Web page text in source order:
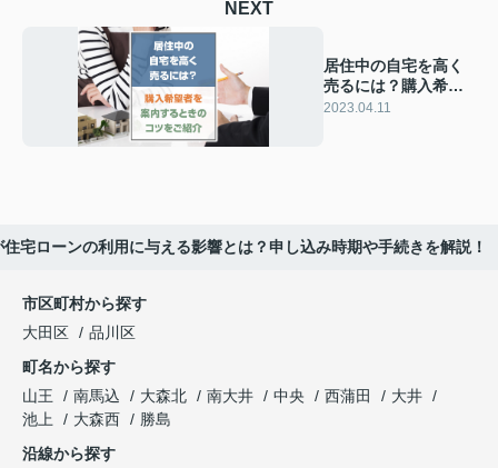
NEXT
居住中の自宅を高く
売るには？購入希望
者を案内するときの
2023.04.11
住宅ローンの利用に与える影響とは？申し込み時期や手続きを解説！
市区町村から探す
大田区
品川区
町名から探す
山王
南馬込 大森北 南大井 中央 西蒲田
大井
池上
大森西
勝島
沿線から探す